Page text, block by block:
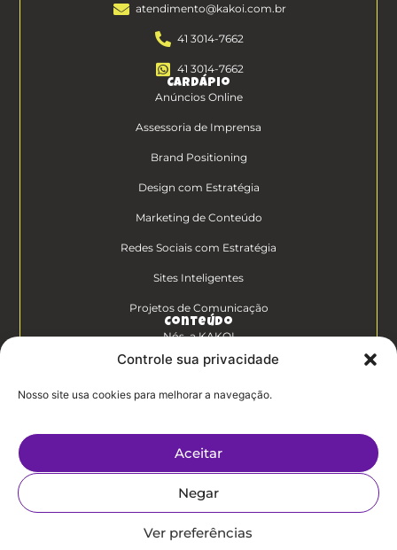
Controle sua privacidade
Nosso site usa cookies para melhorar a navegação.
Aceitar
Negar
Ver preferências
atendimento@kakoi.com.br
41 3014-7662
41 3014-7662
Cardápio
Anúncios Online
Assessoria de Imprensa
Brand Positioning
Design com Estratégia
Marketing de Conteúdo
Redes Sociais com Estratégia
Sites Inteligentes
Projetos de Comunicação
Conteúdo
Nós, a KAKOI
Diferenciais Clientes KAKOI
KAKOICast
Trabalhe Conosco
Politíca de